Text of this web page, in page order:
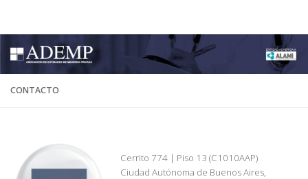
CONTACTO
Cerrito 774 | Piso 13 (C1010AAP)
Ciudad Autónoma de Buenos Aires,